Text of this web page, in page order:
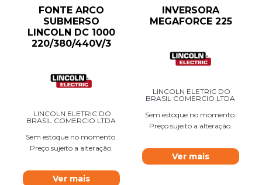
FONTE ARCO
SUBMERSO
LINCOLN DC 1000
220/380/440V/3
LINCOLN ELETRIC DO
BRASIL COMERCIO LTDA
Sem estoque no momento.
Preço sujeito a alteração.
Ver mais
INVERSORA
MEGAFORCE 225
LINCOLN ELETRIC DO
BRASIL COMERCIO LTDA
Sem estoque no momento.
Preço sujeito a alteração.
Ver mais